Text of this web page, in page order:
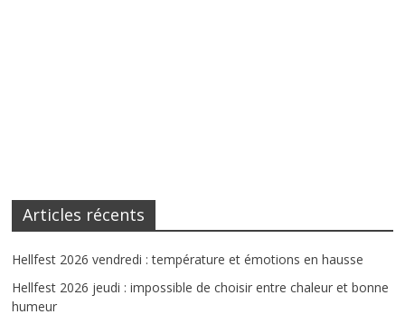
Articles récents
Hellfest 2026 vendredi : température et émotions en hausse
Hellfest 2026 jeudi : impossible de choisir entre chaleur et bonne
humeur